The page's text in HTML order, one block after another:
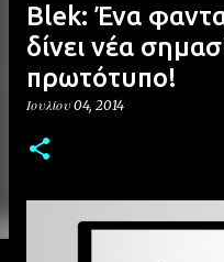
Blek: Ένα
δίνει νέα
πρωτότυπο!
Ιουλίου 04, 2014